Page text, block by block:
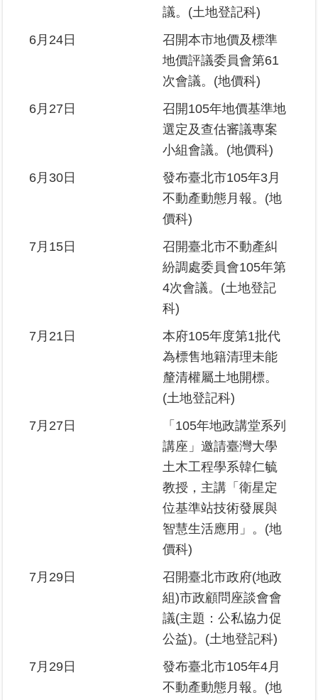
議。(土地登記科)
6月24日
召開本市地價及標準
地價評議委員會第61
次會議。(地價科)
6月27日
召開105年地價基準地
選定及查估審議專案
小組會議。(地價科)
6月30日
發布臺北市105年3月
不動產動態月報。(地
價科)
7月15日
召開臺北市不動產糾
紛調處委員會105年第
4次會議。(土地登記
科)
7月21日
本府105年度第1批代
為標售地籍清理未能
釐清權屬土地開標。
(土地登記科)
7月27日
「105年地政講堂系列
講座」邀請臺灣大學
土木工程學系韓仁毓
教授，主講「衛星定
位基準站技術發展與
智慧生活應用」。(地
價科)
7月29日
召開臺北市政府(地政
組)市政顧問座談會會
議(主題：公私協力促
公益)。(土地登記科)
7月29日
發布臺北市105年4月
不動產動態月報。(地